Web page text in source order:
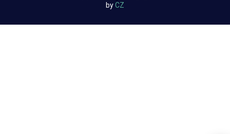
byCZ